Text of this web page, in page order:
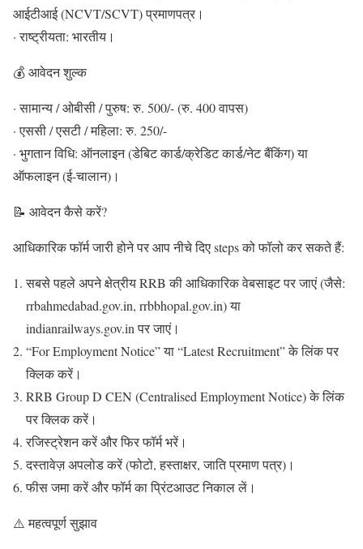
आईटीआई (NCVT/SCVT) प्रमाणपत्र।
· राष्ट्रीयता: भारतीय।
💰 आवेदन शुल्क
· सामान्य / ओबीसी / पुरुष: रु. 500/- (रु. 400 वापस)
· एससी / एसटी / महिला: रु. 250/-
· भुगतान विधि: ऑनलाइन (डेबिट कार्ड/क्रेडिट कार्ड/नेट बैंकिंग) या
ऑफलाइन (ई-चालान)।
📝 आवेदन कैसे करें?
आधिकारिक फॉर्म जारी होने पर आप नीचे दिए steps को फॉलो कर सकते हैं:
सबसे पहले अपने क्षेत्रीय RRB की आधिकारिक वेबसाइट पर जाएं (जैसे:
rrbahmedabad.gov.in, rrbbhopal.gov.in) या
indianrailways.gov.in पर जाएं।
“For Employment Notice” या “Latest Recruitment” के लिंक पर
क्लिक करें।
RRB Group D CEN (Centralised Employment Notice) के लिंक
पर क्लिक करें।
रजिस्ट्रेशन करें और फिर फॉर्म भरें।
दस्तावेज़ अपलोड करें (फोटो, हस्ताक्षर, जाति प्रमाण पत्र)।
फीस जमा करें और फॉर्म का प्रिंटआउट निकाल लें।
⚠️ महत्वपूर्ण सुझाव